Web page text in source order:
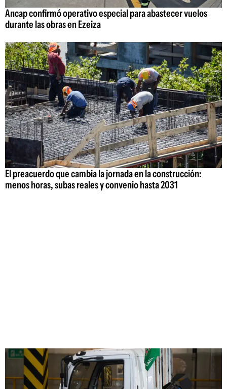
Ancap confirmó operativo especial para abastecer vuelos
durante las obras en Ezeiza
El preacuerdo que cambia la jornada en la construcción:
menos horas, subas reales y convenio hasta 2031